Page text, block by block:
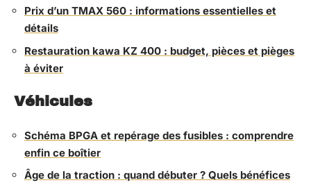
Prix d’un TMAX 560 : informations essentielles et
détails
Restauration kawa KZ 400 : budget, pièces et pièges
à éviter
Véhicules
Schéma BPGA et repérage des fusibles : comprendre
enfin ce boîtier
Âge de la traction : quand débuter ? Quels bénéfices